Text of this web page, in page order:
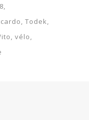
Todek
vélo